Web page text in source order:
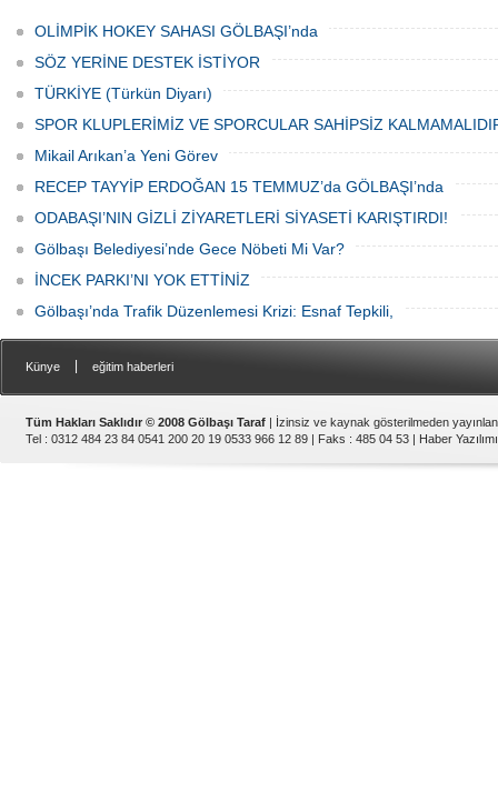
adeta başka bir noktaya taşıyor
önünde lokma ikramı gerçekleştirildi.
Düzenlenen hayra çok sayıda siyasi
temsilci, sivil toplum kuruluşu üyeleri ve
OLİMPİK HOKEY SAHASI GÖLBAŞI’nda
SÖZ YERİNE DESTEK İSTİYOR
TÜRKİYE (Türkün Diyarı)
SPOR KLUPLERİMİZ VE SPORCULAR SAHİPSİZ
Mikail Arıkan’a Yeni Görev
RECEP TAYYİP ERDOĞAN 15 TEMMUZ’da GÖLBAŞI’nda
ODABAŞI’NIN GİZLİ ZİYARETLERİ SİYASETİ KARIŞTIRDI!
Gölbaşı Belediyesi’nde Gece Nöbeti Mi Var?
İNCEK PARKI’NI YOK ETTİNİZ
Gölbaşı’nda Trafik Düzenlemesi Krizi: Esnaf Tepkili,
Künye eğitim haberleri
Tüm Hakları Saklıdır © 2008 Gölbaşı Taraf | İzinsiz ve kaynak gösterilmeden
Tel : 0312 484 23 84 0541 200 20 19 0533 966 12 89 | Faks : 485 04 53 | Haber Yazılımı